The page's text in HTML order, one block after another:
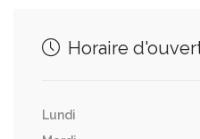
Horaire
Lundi